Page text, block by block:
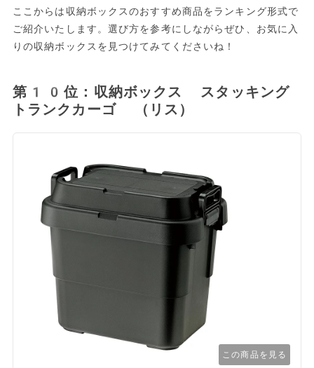
ここからは収納ボックスのおすすめ商品をランキング形式で
ご紹介いたします。選び方を参考にしながらぜひ、お気に入
りの収納ボックスを見つけてみてくださいね！
第10位：収納ボックス スタッキング
トランクカーゴ （リス）
この商品を見る